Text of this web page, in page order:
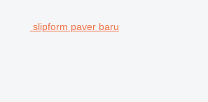
slipform paver baru